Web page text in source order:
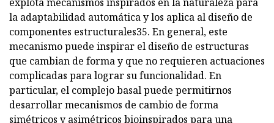
la adaptabilidad automática y los aplica al diseño de
componentes estructurales35. En general, este
mecanismo puede inspirar el diseño de estructuras
que cambian de forma y que no requieren actuaciones
complicadas para lograr su funcionalidad. En
particular, el complejo basal puede permitirnos
desarrollar mecanismos de cambio de forma
simétricos y asimétricos bioinspirados para una